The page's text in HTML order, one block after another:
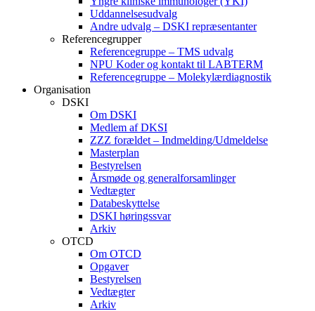
Uddannelsesudvalg
Andre udvalg – DSKI repræsentanter
Referencegrupper
Referencegruppe – TMS udvalg
NPU Koder og kontakt til LABTERM
Referencegruppe – Molekylærdiagnostik
Organisation
DSKI
Om DSKI
Medlem af DKSI
ZZZ forældet – Indmelding/Udmeldelse
Masterplan
Bestyrelsen
Årsmøde og generalforsamlinger
Vedtægter
Databeskyttelse
DSKI høringssvar
Arkiv
OTCD
Om OTCD
Opgaver
Bestyrelsen
Vedtægter
Arkiv